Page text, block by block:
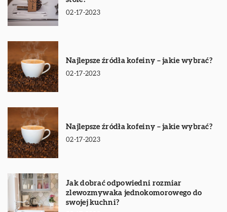
02-17-2023
Najlepsze źródła kofeiny – jakie wybrać?
02-17-2023
Najlepsze źródła kofeiny – jakie wybrać?
02-17-2023
Jak dobrać odpowiedni rozmiar
zlewozmywaka jednokomorowego do
swojej kuchni?